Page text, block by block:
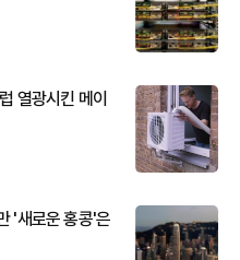
열광시킨 메이
'새로운 홍콩'은